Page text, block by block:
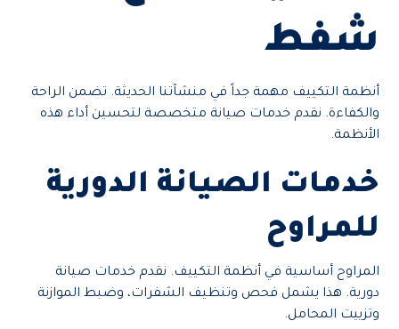
شفط
أنظمة التكييف مهمة جداً في منشآتنا الحديثة. تضمن الراحة
والكفاءة. نقدم خدمات صيانة متخصصة لتحسين أداء هذه
الأنظمة.
خدمات الصيانة الدورية
للمراوح
المراوح أساسية في أنظمة التكييف. نقدم خدمات صيانة
دورية. هذا يشمل فحص وتنظيف الشفرات، وضبط الموازنة
وتزييت المحامل.